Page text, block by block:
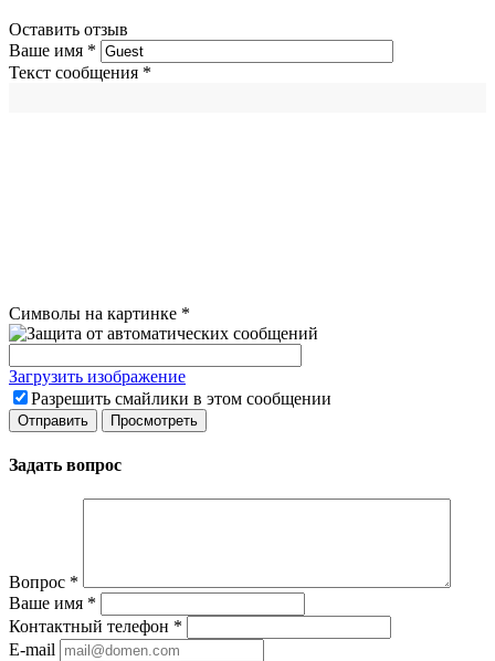
Оставить отзыв
Ваше имя *
Текст сообщения *
Символы на картинке *
Загрузить изображение
Разрешить смайлики в этом сообщении
Задать вопрос
Вопрос *
Ваше имя *
Контактный телефон *
E-mail